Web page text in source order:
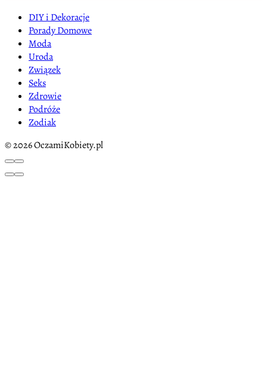
DIY i Dekoracje
Porady Domowe
Moda
Uroda
Związek
Seks
Zdrowie
Podróże
Zodiak
© 2026 OczamiKobiety.pl